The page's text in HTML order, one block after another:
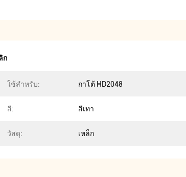
ก
ใช้สำหรับ: กาโต้ HD2048
สี: สีเทา
วัสดุ: เหล็ก